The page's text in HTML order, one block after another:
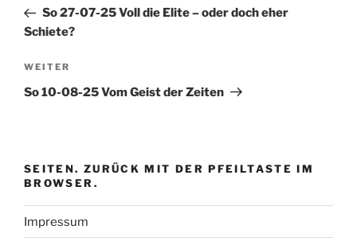
Beitrag
So 27-07-25 Voll die Elite – oder doch eher
Schiete?
Nächster
Beitrag
WEITER
So 10-08-25 Vom Geist der Zeiten
SEITEN. ZURÜCK MIT DER PFEILTASTE IM
BROWSER.
Impressum